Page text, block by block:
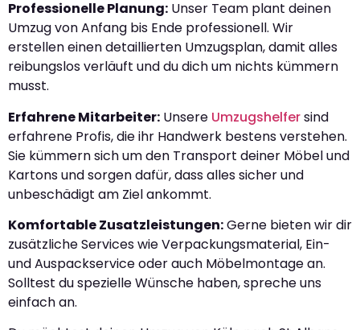
Professionelle Planung: Unser Team plant deinen
Umzug von Anfang bis Ende professionell. Wir
erstellen einen detaillierten Umzugsplan, damit alles
reibungslos verläuft und du dich um nichts kümmern
musst.
Erfahrene Mitarbeiter: Unsere Umzugshelfersind
erfahrene Profis, die ihr Handwerk bestens verstehen.
Sie kümmern sich um den Transport deiner Möbel und
Kartons und sorgen dafür, dass alles sicher und
unbeschädigt am Ziel ankommt.
Komfortable Zusatzleistungen:Gerne bieten wir dir
zusätzliche Services wie Verpackungsmaterial, Ein-
und Auspackservice oder auch Möbelmontage an.
Solltest du spezielle Wünsche haben, spreche uns
einfach an.